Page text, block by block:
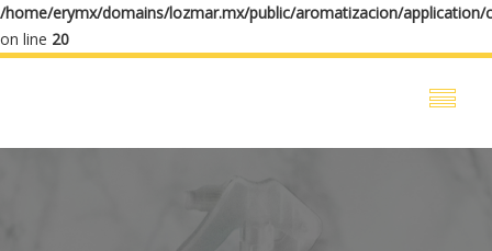
/home/erymx/domains/lozmar.mx/public/aromatizacion/application/
on line 20